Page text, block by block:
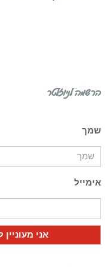
הרשמה לניוזלטר
שמך
אימייל